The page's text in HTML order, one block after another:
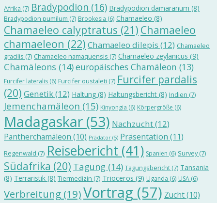
Afrika (7) Bradypodion (16) Bradypodion damaranum (8)
Bradypodion pumilum (7) Brookesia (6) Chamaeleo (8)
Chamaeleo calyptratus (21) Chamaeleo
chamaeleon (22) Chamaeleo dilepis (12) Chamaeleo
gracilis (7) Chamaeleo namaquensis (7) Chamaeleo zeylanicus (9)
Chamäleons (14)europäisches Chamäleon (13)
Furcifer lateralis (6) Furcifer oustaleti (7) Furcifer pardalis
(20) Genetik(12) Haltung (8) Haltungsbericht (8) Indien (7)
Jemenchamäleon (15) Kinyongia (6) Körpergröße (6)
Madagaskar (53) Nachzucht(12)
Pantherchamäleon (10) Prädator (5) Präsentation (11)
Regenwald (7) Reisebericht (41) Spanien (6) Survey(7)
Südafrika (20) Tagung (14) Tagungsbericht (7) Tansania
(8) Terraristik (8) Tiermedizin (7) Trioceros (9) Uganda (6) USA (6)
Verbreitung (19)Vortrag (57) Zucht(10)